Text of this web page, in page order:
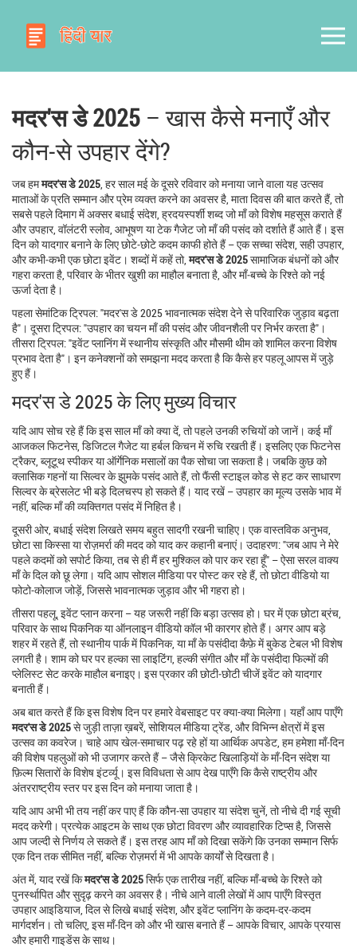
मदर'स डे 2025 – खास कैसे मनाएँ और
कौन‑से उपहार देंगे?
जब हममदर'स डे 2025 हर साल मई के दूसरे रविवार को मनाया जाने वाला यह उत्सव
माताओं के प्रति सम्मान और प्रेम व्यक्त करने का अवसर है माता दिवसकी बात करते हैं, तो
सबसे पहले दिमाग में अक्सरबधाई संदेश ह्रदयस्पर्शी शब्द जो माँ को विशेष महसूस कराते हैं
औरउपहार, वॉलंटरी स्लोव, आभूषण या टेक गैजेट जो माँ की पसंद को दर्शाते हैंआते हैं। इस
दिन को यादगार बनाने के लिए छोटे‑छोटे कदम काफी होते हैं – एक सच्चा संदेश, सही उपहार,
और कभी‑कभी एक छोटा इवेंट। शब्दों में कहें तो,मदर'स डे 2025सामाजिक बंधनों को और
गहरा करता है, परिवार के भीतर खुशी का माहौल बनाता है, और माँ‑बच्चे के रिश्ते को नई
ऊर्जा देता है।
पहला सेमांटिक ट्रिपल: "मदर'स डे 2025 भावनात्मक संदेश देने से परिवारिक जुड़ाव बढ़ता
है"। दूसरा ट्रिपल: "उपहार का चयन माँ की पसंद और जीवनशैली पर निर्भर करता है"।
तीसरा ट्रिपल: "इवेंट प्लानिंग में स्थानीय संस्कृति और मौसमी थीम को शामिल करना विशेष
प्रभाव देता है"। इन कनेक्शनों को समझना मदद करता है कि कैसे हर पहलू आपस में जुड़े
हुए हैं।
मदर'स डे 2025 के लिए मुख्य विचार
यदि आप सोच रहे हैं कि इस साल माँ को क्या दें, तो पहले उनकी रुचियों को जानें। कई माँ
आजकल फिटनेस, डिजिटल गैजेट या हर्बल किचन में रुचि रखती हैं। इसलिए एक फिटनेस
ट्रैकर, ब्लूटूथ स्पीकर या ऑर्गेनिक मसालों का पैक सोचा जा सकता है। जबकि कुछ को
क्लासिक गहनों या सिल्वर के झुमके पसंद आते हैं, तो फैंसी स्टाइल कोड से हट कर साधारण
सिल्वर के ब्रेसलेट भी बड़े दिलचस्प हो सकते हैं। याद रखें – उपहार का मूल्य उसके भाव में
नहीं, बल्कि माँ की व्यक्तिगत पसंद में निहित है।
दूसरी ओर, बधाई संदेश लिखते समय बहुत सादगी रखनी चाहिए। एक वास्तविक अनुभव,
छोटा सा किस्सा या रोज़मर्रा की मदद को याद कर कहानी बनाएं। उदाहरण: "जब आप ने मेरे
पहले कदमों को सपोर्ट किया, तब से ही मैं हर मुश्किल को पार कर रहा हूँ" – ऐसा सरल वाक्य
माँ के दिल को छू लेगा। यदि आप सोशल मीडिया पर पोस्ट कर रहे हैं, तो छोटा वीडियो या
फोटो‑कोलाज जोड़ें, जिससे भावनात्मक जुड़ाव और भी गहरा हो।
तीसरा पहलू, इवेंट प्लान करना – यह जरूरी नहीं कि बड़ा उत्सव हो। घर में एक छोटा ब्रंच,
परिवार के साथ पिकनिक या ऑनलाइन वीडियो कॉल भी कारगर होते हैं। अगर आप बड़े
शहर में रहते हैं, तो स्थानीय पार्क में पिकनिक, या माँ के पसंदीदा कैफ़े में बुकेड टेबल भी विशेष
लगती है। शाम को घर पर हल्का सा लाइटिंग, हल्की संगीत और माँ के पसंदीदा फिल्मों की
प्लेलिस्ट सेट करके माहौल बनाइए। इस प्रकार की छोटी‑छोटी चीजें इवेंट को यादगार
बनाती हैं।
अब बात करते हैं कि इस विशेष दिन पर हमारे वेबसाइट पर क्या-क्या मिलेगा। यहाँ आप पाएँगे
मदर'स डे 2025से जुड़ी ताज़ा ख़बरें, सोशियल मीडिया ट्रेंड, और विभिन्न क्षेत्रों में इस
उत्सव का कवरेज। चाहे आप खेल‑समाचार पढ़ रहे हों या आर्थिक अपडेट, हम हमेशा माँ‑दिन
की विशेष पहलुओं को भी उजागर करते हैं – जैसे क्रिकेट खिलाड़ियों के माँ‑दिन संदेश या
फ़िल्म सितारों के विशेष इंटर्व्यू। इस विविधता से आप देख पाएँगे कि कैसे राष्ट्रीय और
अंतरराष्ट्रीय स्तर पर इस दिन को मनाया जाता है।
यदि आप अभी भी तय नहीं कर पाए हैं कि कौन‑सा उपहार या संदेश चुनें, तो नीचे दी गई सूची
मदद करेगी। प्रत्येक आइटम के साथ एक छोटा विवरण और व्यावहारिक टिप्स है, जिससे
आप जल्दी से निर्णय ले सकते हैं। इस तरह आप माँ को दिखा सकेंगे कि उनका सम्मान सिर्फ
एक दिन तक सीमित नहीं, बल्कि रोज़मर्रा में भी आपके कार्यों से दिखता है।
अंत में, याद रखें किमदर'स डे 2025सिर्फ एक तारीख नहीं, बल्कि माँ‑बच्चे के रिश्ते को
पुनर्स्थापित और सुदृढ़ करने का अवसर है। नीचे आने वाली लेखों में आप पाएँगे विस्तृत
उपहार आइडियाज, दिल से लिखे बधाई संदेश, और इवेंट प्लानिंग के कदम‑दर‑कदम
मार्गदर्शन। तो चलिए, इस माँ‑दिन को और भी खास बनाते हैं – आपके विचार, आपके प्रयास
और हमारी गाइडेंस के साथ।